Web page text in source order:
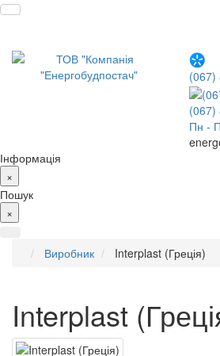
(067)
(067)
Пн -
Інформація
×
Пошук
×
Виробник Interplast (Греція)
Interplast